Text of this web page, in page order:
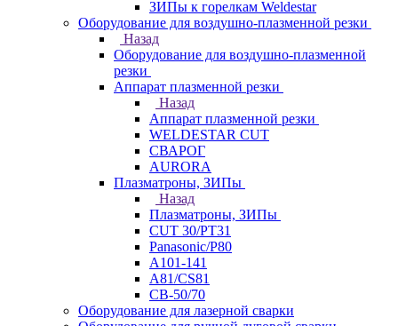
ЗИПы к горелкам Weldestar
Оборудование для воздушно-плазменной резки
Назад
Оборудование для воздушно-плазменной
резки
Аппарат плазменной резки
Назад
Аппарат плазменной резки
WELDESTAR CUT
СВАРОГ
AURORA
Плазматроны, ЗИПы
Назад
Плазматроны, ЗИПы
CUT 30/PT31
Panasonic/P80
А101-141
А81/CS81
СВ-50/70
Оборудование для лазерной сварки